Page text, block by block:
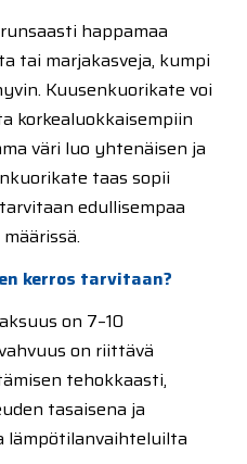
happamaa
tai marjakasveja, kumpi
Kuusenkuorikate voi
korkealuokkaisempiin
väri luo yhtenäisen ja
taas sopii
edullisempaa
kerros tarvitaan?
on 7–10
on riittävä
tehokkaasti,
tasaisena ja
lämpötilanvaihteluilta